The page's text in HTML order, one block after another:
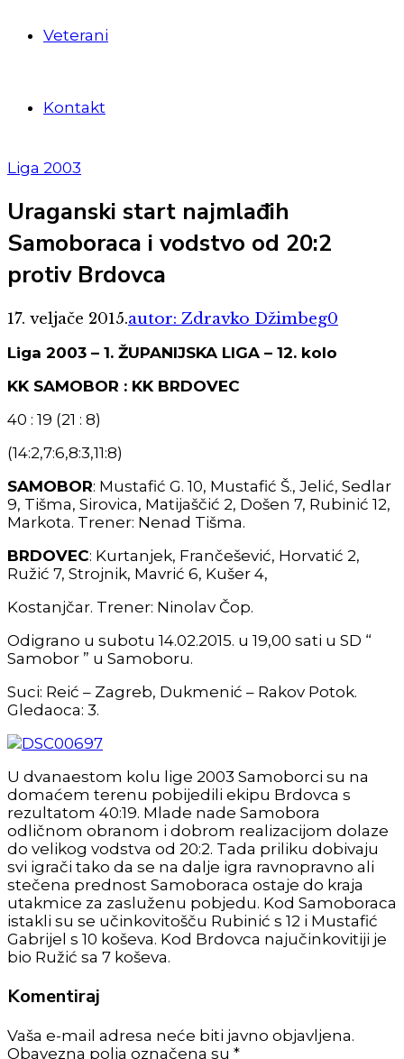
Veterani
Kontakt
Liga 2003
Uraganski start najmlađih
Samoboraca i vodstvo od 20:2
protiv Brdovca
17. veljače 2015.autor: Zdravko Džimbeg0
Liga 2003 – 1. ŽUPANIJSKA LIGA – 12. kolo
KK SAMOBOR : KK BRDOVEC
40 : 19 (21 : 8)
(14:2,7:6,8:3,11:8)
SAMOBOR: Mustafić G. 10, Mustafić Š., Jelić, Sedlar
9, Tišma, Sirovica, Matijaščić 2, Došen 7, Rubinić 12,
Markota. Trener: Nenad Tišma.
BRDOVEC: Kurtanjek, Frančešević, Horvatić 2,
Ružić 7, Strojnik, Mavrić 6, Kušer 4,
Kostanjčar. Trener: Ninolav Čop.
Odigrano u subotu 14.02.2015. u 19,00 sati u SD “
Samobor ” u Samoboru.
Suci: Reić – Zagreb, Dukmenić – Rakov Potok.
Gledaoca: 3.
U dvanaestom kolu lige 2003 Samoborci su na
domaćem terenu pobijedili ekipu Brdovca s
rezultatom 40:19. Mlade nade Samobora
odličnom obranom i dobrom realizacijom dolaze
do velikog vodstva od 20:2. Tada priliku dobivaju
svi igrači tako da se na dalje igra ravnopravno ali
stečena prednost Samoboraca ostaje do kraja
utakmice za zasluženu pobjedu. Kod Samoboraca
istakli su se učinkovitošču Rubinić s 12 i Mustafić
Gabrijel s 10 koševa. Kod Brdovca najučinkovitiji je
bio Ružić sa 7 koševa.
Komentiraj
Vaša e-mail adresa neće biti javno objavljena.
Obavezna polja označena su *